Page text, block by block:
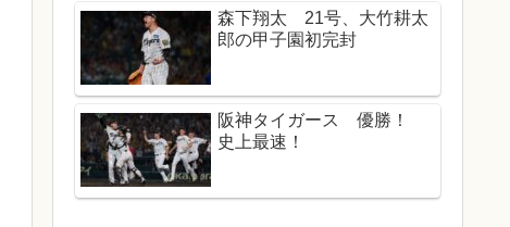
森下翔太 21号、大竹耕太
郎の甲子園初完封
阪神タイガース 優勝！
史上最速！